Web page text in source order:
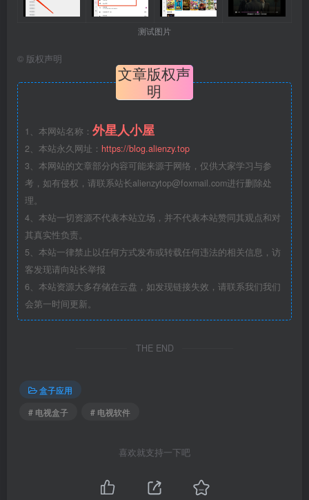
测试图片
© 版权声明
文章版权声
明
1、本网站名称： 外星人小屋
2、本站永久网址： https://blog.alienzy.top
3、本网站的文章部分内容可能来源于网络，仅供大家学习与参
考，如有侵权，请联系站长alienzytop@foxmail.com进行删除处
理。
4、本站一切资源不代表本站立场，并不代表本站赞同其观点和对
其真实性负责。
5、本站一律禁止以任何方式发布或转载任何违法的相关信息，访
客发现请向站长举报
6、本站资源大多存储在云盘，如发现链接失效，请联系我们我们
会第一时间更新。
THE END
盒子应用
# 电视盒子
# 电视软件
喜欢就支持一下吧